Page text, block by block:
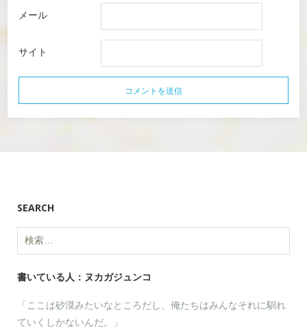
メール
サイト
SEARCH
検
索:
書いている人：ヌカガジュンコ
「ここは砂漠みたいなところだし、俺たちはみんなそれに馴れ
ていくしかないんだ。」